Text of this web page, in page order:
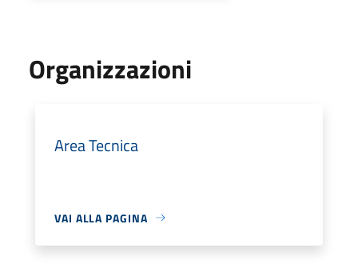
Organizzazioni
Area Tecnica
VAI ALLA PAGINA